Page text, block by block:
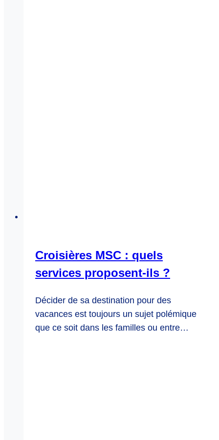
Croisières MSC : quels
services proposent-ils ?
Décider de sa destination pour des
vacances est toujours un sujet polémique
que ce soit dans les familles ou entre…